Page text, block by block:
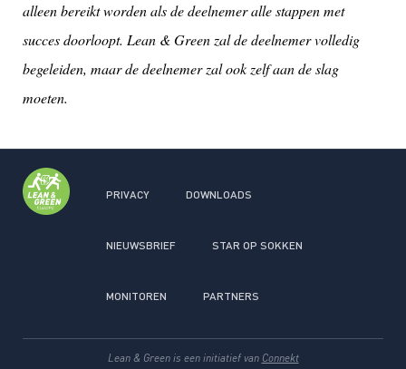
alleen bereikt worden als de deelnemer alle stappen met
succes doorloopt. Lean & Green zal de deelnemer volledig
begeleiden, maar de deelnemer zal ook zelf aan de slag
moeten.
PRIVACY DOWNLOADS
NIEUWSBRIEF STAR OP SOKKEN
MONITOREN PARTNERS
Lean & Green is een initiatief van Connekt